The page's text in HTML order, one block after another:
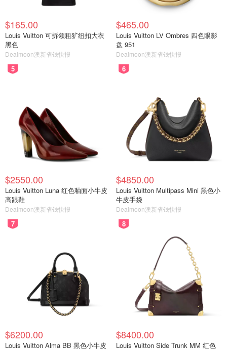
$165.00
Louis Vuitton 可拆领粗犷纽扣大衣
黑色
Dealmoon澳新省钱快报
$465.00
Louis Vuitton LV Ombres 四色眼影
盘 951
Dealmoon澳新省钱快报
5
$2550.00
Louis Vuitton Luna 红色釉面小牛皮
高跟鞋
Dealmoon澳新省钱快报
6
$4850.00
Louis Vuitton Multipass Mini 黑色小
牛皮手袋
Dealmoon澳新省钱快报
7
$6200.00
Louis Vuitton Alma BB 黑色小牛皮
8
$8400.00
Louis Vuitton Side Trunk MM 红色